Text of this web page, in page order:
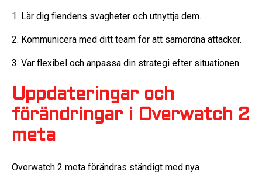
1. Lär dig fiendens svagheter och utnyttja dem.
2. Kommunicera med ditt team för att samordna attacker.
3. Var flexibel och anpassa din strategi efter situationen.
Uppdateringar och
förändringar i Overwatch 2
meta
Overwatch 2 meta förändras ständigt med nya